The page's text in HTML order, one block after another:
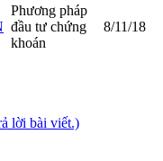
Phương pháp
đầu tư chứng
khoán
8/11/18
lời bài viết.)